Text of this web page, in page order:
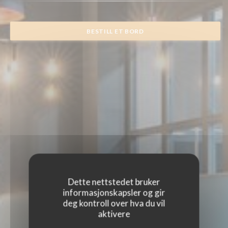
Dette nettstedet bruker
informasjonskapsler og gir
deg kontroll over hva du vil
aktivere
BESTILL ET BORD